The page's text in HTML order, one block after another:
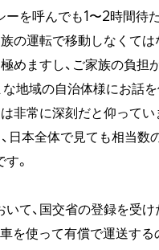
ーを呼んでも1〜2時間待
の運転で移動しなくては
めますし、ご家族の負担
な地域の自治体様にお話
非常に深刻だと仰ってい
、日本全体で見ても相当数
。
いて、国交省の登録を受
を使って有償で運送する